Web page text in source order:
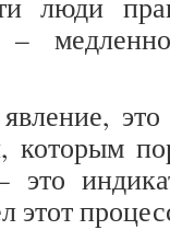
это
, которым
это
этот